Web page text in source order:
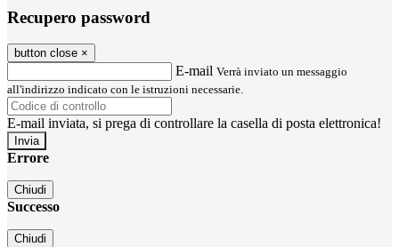
Recupero password
button close ×
E-mail Verrà inviato un messaggio
all'indirizzo indicato con le istruzioni necessarie.
E-mail inviata, si prega di controllare la casella di posta elettronica!
Errore
Chiudi
Successo
Chiudi